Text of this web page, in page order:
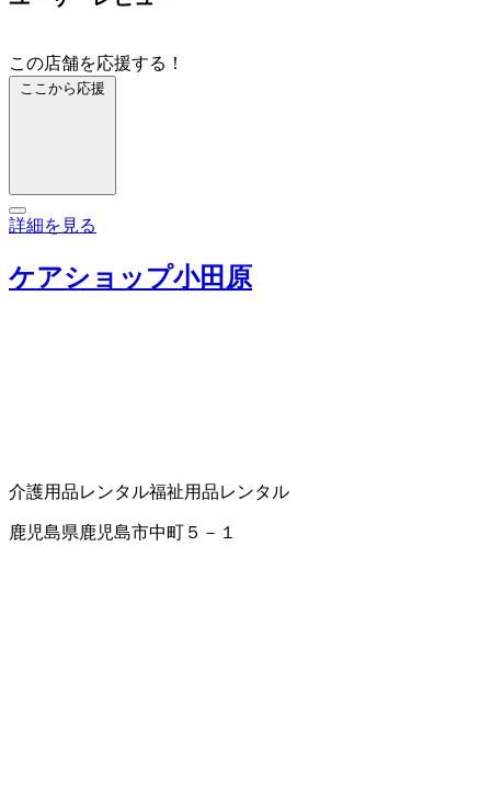
この店舗を応援する！
ここから応援
詳細を見る
ケアショップ小田原
介護用品レンタル福祉用品レンタル
鹿児島県鹿児島市中町５－１